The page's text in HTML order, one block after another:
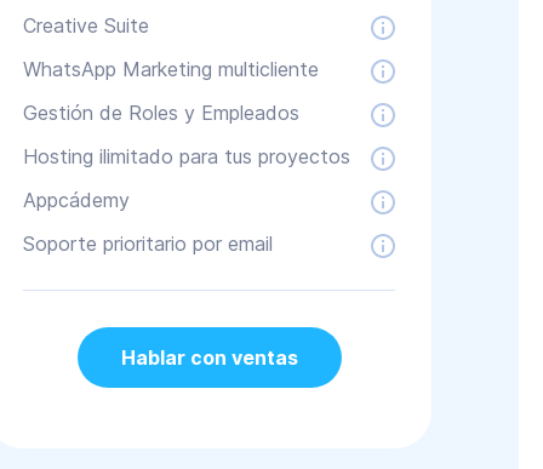
Creative Suite
WhatsApp Marketing multicliente
Gestión de Roles y Empleados
Hosting ilimitado para tus proyectos
Appcádemy
Soporte prioritario por email
Hablar con ventas